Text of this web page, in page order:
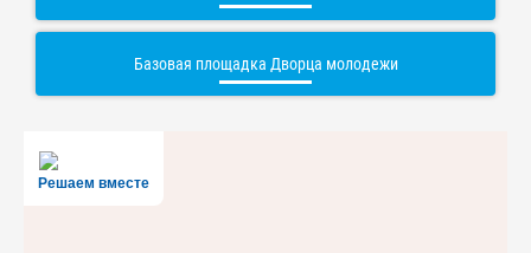
Базовая площадка Дворца молодежи
Решаем вместе